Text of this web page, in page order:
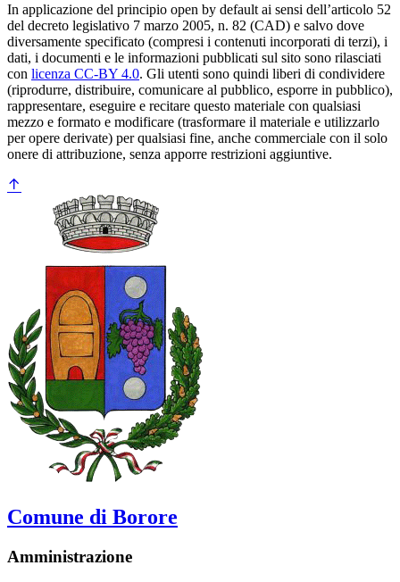
In applicazione del principio open by default ai sensi dell’articolo 52
del decreto legislativo 7 marzo 2005, n. 82 (CAD) e salvo dove
diversamente specificato (compresi i contenuti incorporati di terzi), i
dati, i documenti e le informazioni pubblicati sul sito sono rilasciati
con licenza CC-BY 4.0. Gli utenti sono quindi liberi di condividere
(riprodurre, distribuire, comunicare al pubblico, esporre in pubblico),
rappresentare, eseguire e recitare questo materiale con qualsiasi
mezzo e formato e modificare (trasformare il materiale e utilizzarlo
per opere derivate) per qualsiasi fine, anche commerciale con il solo
onere di attribuzione, senza apporre restrizioni aggiuntive.
Comune di Borore
Amministrazione